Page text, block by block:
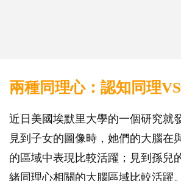
兩種同理心：認知同理
近日美國埃默里大學的一個研究就
見到子女的圖像時，她們的大腦在
的區域中表現比較活躍；見到孫兒
緒同理心相關的大腦區域比較活躍。